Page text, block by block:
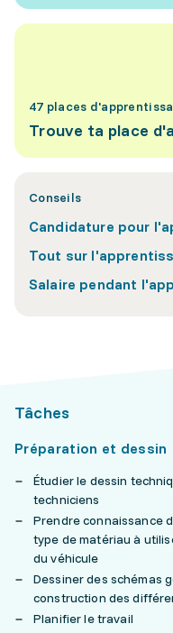
47 places
Trouve ta place
Conseils
Candidature pour
Tout sur
Salaire pendant
Tâches
Préparation et dessin
Étudier le dessin
techniciens
Prendre connaissance
type de matériau à
du véhicule
Dessiner des schémas
construction des
Planifier le travail